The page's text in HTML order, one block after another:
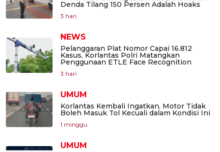
Denda Tilang 150 Persen Adalah Hoaks
3 hari
NEWS
Pelanggaran Plat Nomor Capai 16.812
Kasus, Korlantas Polri Matangkan
Penggunaan ETLE Face Recognition
3 hari
UMUM
Korlantas Kembali Ingatkan, Motor Tidak
Boleh Masuk Tol Kecuali dalam Kondisi Ini
1 minggu
UMUM